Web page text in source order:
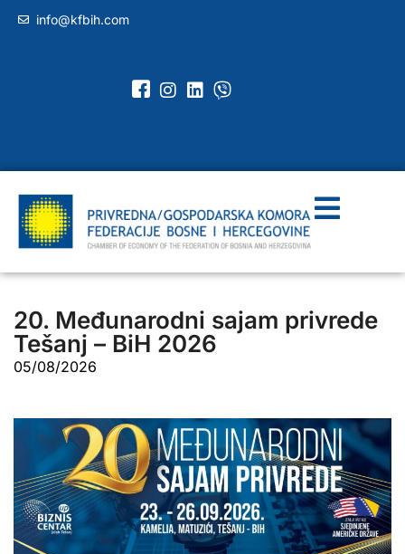
info@kfbih.com
20. Međunarodni sajam privrede
Tešanj – BiH 2026
05/08/2026